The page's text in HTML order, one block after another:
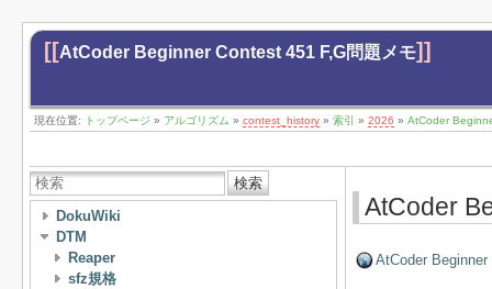
[[AtCoder Beginner Contest 451 F,G問題メモ]]
現在位置: トップページ » アルゴリズム » contest_history » 索引 » 2026 » AtCoder
検索
DokuWiki
DTM
Reaper
sfz規格
AtCoder
AtCoder